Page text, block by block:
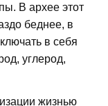
В архее этот
беднее, в
в себя
углерод,
жизнью